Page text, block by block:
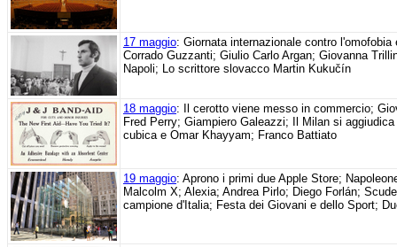
17 maggio: Giornata internazionale contro
Corrado Guzzanti; Giulio Carlo Argan; Giovanna
Napoli; Lo scrittore slovacco Martin Kukučín
18 maggio: Il cerotto viene messo in commercio;
Fred Perry; Giampiero Galeazzi; Il Milan si
cubica e Omar Khayyam; Franco Battiato
19 maggio: Aprono i primi due Apple Store;
Malcolm X; Alexia; Andrea Pirlo; Diego Forlán;
campione d'Italia; Festa dei Giovani e dello Sport;